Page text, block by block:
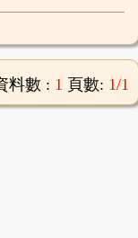
料數 : 1 頁數: 1/1